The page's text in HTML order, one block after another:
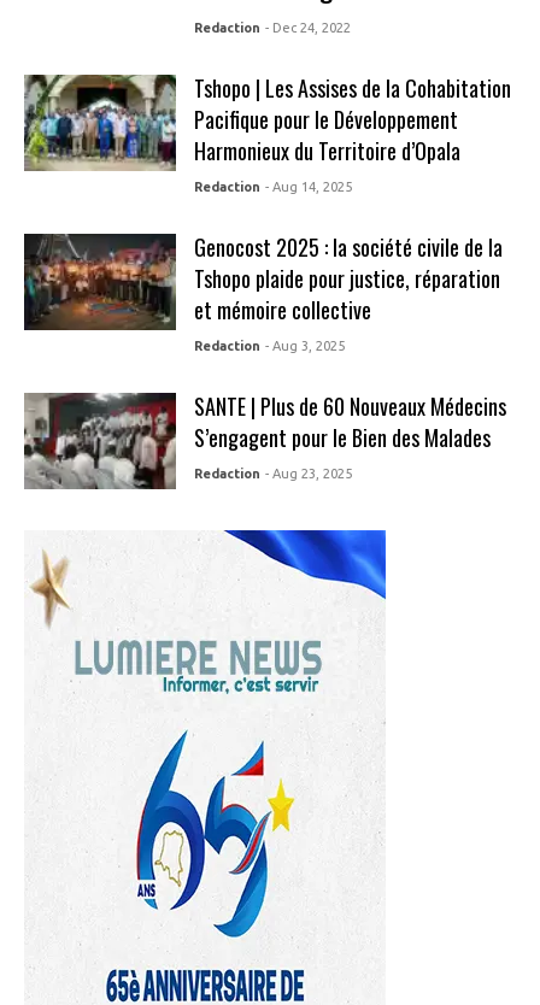
Redaction - Dec 24, 2022
Tshopo | Les Assises de la Cohabitation
Pacifique pour le Développement
Harmonieux du Territoire d’Opala
Redaction - Aug 14, 2025
Genocost 2025 : la société civile de la
Tshopo plaide pour justice, réparation
et mémoire collective
Redaction - Aug 3, 2025
SANTE | Plus de 60 Nouveaux Médecins
S’engagent pour le Bien des Malades
Redaction - Aug 23, 2025